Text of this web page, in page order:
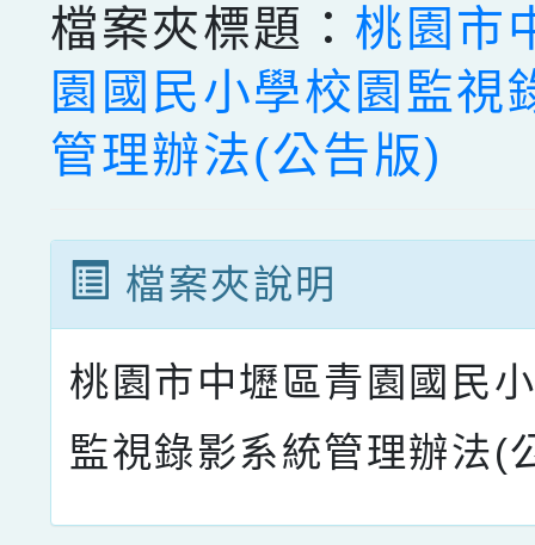
檔案夾標題： 桃園市
園國民小學校園監視
管理辦法(公告版)
檔案夾說明
桃園市中壢區青園國民
監視錄影系統管理辦法(